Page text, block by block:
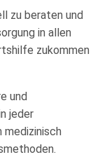
zu beraten und
in allen
zukommen
und
jeder